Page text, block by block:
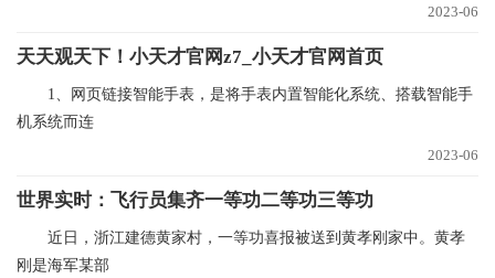
2023-06
天天观天下！小天才官网z7_小天才官网首页
1、网页链接智能手表，是将手表内置智能化系统、搭载智能手
机系统而连
2023-06
世界实时：飞行员集齐一等功二等功三等功
近日，浙江建德黄家村，一等功喜报被送到黄孝刚家中。黄孝
刚是海军某部